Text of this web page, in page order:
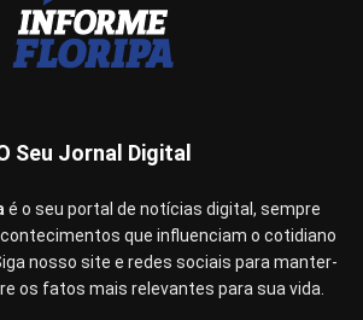
Seu Jornal Digital
é o seu portal de notícias digital, sempre
que influenciam o cotidiano
nosso site e redes sociais para manter-
os fatos mais relevantes para sua vida.